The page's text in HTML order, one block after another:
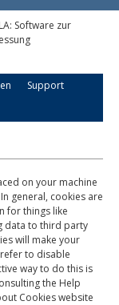
Support
on your machine
general, cookies are
for things like
data to third party
will make your
to disable
way to do this is
the Help
Cookies website